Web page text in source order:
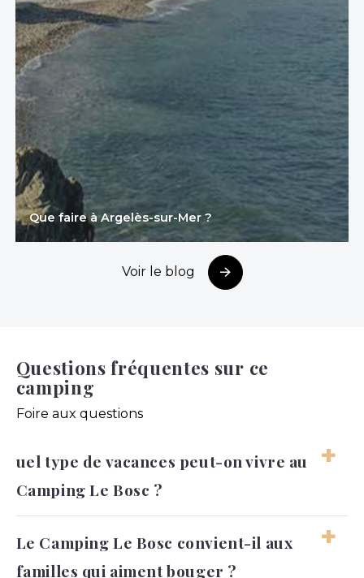
Que faire à Argelès-sur-Mer ?
Voir le blog
Questions fréquentes sur ce
camping
Foire aux questions
uel type de vacances peut-on vivre au
Camping Le Bosc ?
confortable, avec une vraie place pour la
baignade et les activités. Il reste aussi possible
Le Camping Le Bosc convient-il aux
familles qui aiment bouger ?